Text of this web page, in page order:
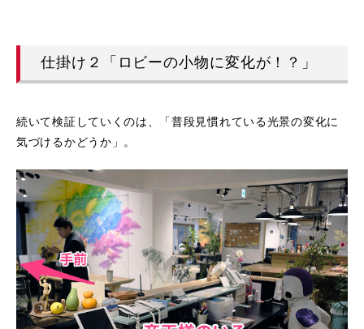
仕掛け２「ロビーの小物に変化が！？」
続いて検証していくのは、「普段見慣れている光景の変化に
気づけるかどうか」。